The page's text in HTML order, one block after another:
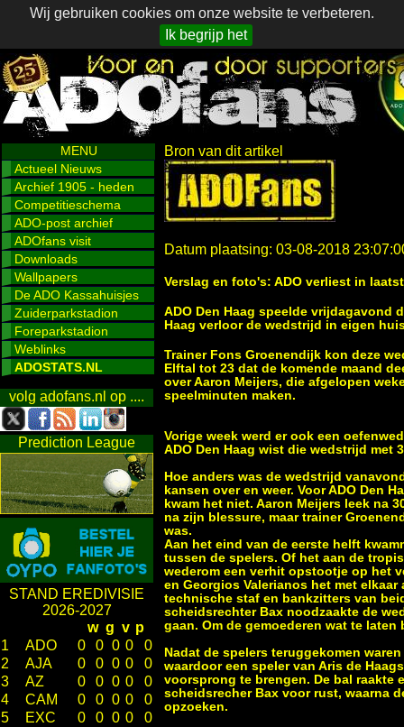
Wij gebruiken cookies om onze website te verbeteren.
Ik begrijp het
MENU
Actueel Nieuws
Archief 1905 - heden
Competitieschema
ADO-post archief
ADOfans visit
Downloads
Wallpapers
De ADO Kassahuisjes
Zuiderparkstadion
Foreparkstadion
Weblinks
ADOSTATS.NL
volg adofans.nl op ....
Prediction League
STAND EREDIVISIE
2026-2027
w g v p
1
ADO 0 0 0 0
0
2
AJA 0 0 0 0
0
3
AZ 0 0 0 0
0
4
CAM 0 0 0 0
0
5
EXC 0 0 0 0
0
Bron van dit artikel
Datum plaatsing: 03-08-2018
Verslag en foto's: ADO verliest in
ADO Den Haag speelde vrijdagavond
Haag verloor de wedstrijd in eigen
Trainer Fons Groenendijk kon deze
Elftal tot 23 dat de komende maand
over Aaron Meijers, die afgelopen
speelminuten maken.
Vorige week werd er ook een
ADO Den Haag wist die wedstrijd met
Hoe anders was de wedstrijd
kansen over en weer. Voor ADO Den
kwam het niet. Aaron Meijers leek na
na zijn blessure, maar trainer
was.
Aan het eind van de eerste helft
tussen de spelers. Of het aan de
wederom een verhit opstootje op het
en Georgios Valerianos het met
technische staf en bankzitters van
scheidsrechter Bax noodzaakte de
gaan. Om de gemoederen wat te
Nadat de spelers teruggekomen
waardoor een speler van Aris de
voorsprong te brengen. De bal raakte
scheidsrecher Bax voor rust, waarna
opzoeken.